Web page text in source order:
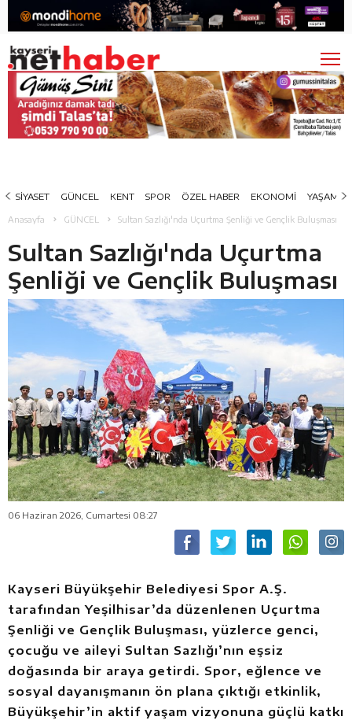
SİYASET GÜNCEL KENT SPOR ÖZEL HABER EKONOMİ YAŞAM
Anasayfa GÜNCEL Sultan Sazlığı'nda Uçurtma Şenliği ve Gençlik Buluşması
Sultan Sazlığı'nda Uçurtma
Şenliği ve Gençlik Buluşması
06 Haziran 2026, Cumartesi 08:27
Kayseri Büyükşehir Belediyesi Spor A.Ş.
tarafından Yeşilhisar’da düzenlenen Uçurtma
Şenliği ve Gençlik Buluşması, yüzlerce genci,
çocuğu ve aileyi Sultan Sazlığı’nın eşsiz
doğasında bir araya getirdi. Spor, eğlence ve
sosyal dayanışmanın ön plana çıktığı etkinlik,
Büyükşehir’in aktif yaşam vizyonuna güçlü katkı